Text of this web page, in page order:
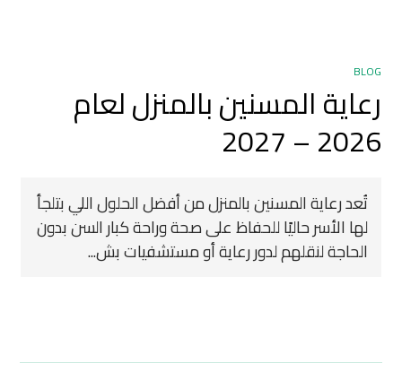
BLOG
رعاية المسنين بالمنزل لعام
2026 – 2027
تُعد رعاية المسنين بالمنزل من أفضل الحلول اللي بتلجأ
لها الأسر حاليًا للحفاظ على صحة وراحة كبار السن بدون
الحاجة لنقلهم لدور رعاية أو مستشفيات بش...